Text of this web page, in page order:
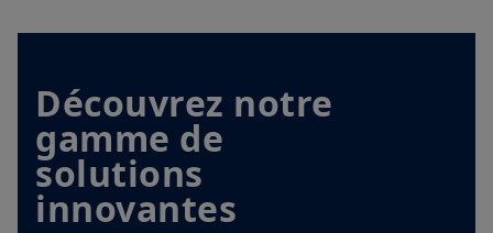
Découvrez notre
gamme de
solutions
innovantes